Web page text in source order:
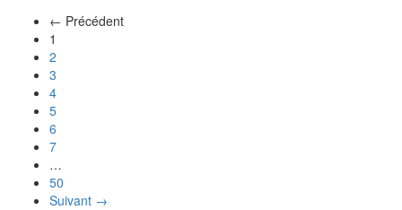
← Précédent
1
2
3
4
5
6
7
…
50
Suivant →